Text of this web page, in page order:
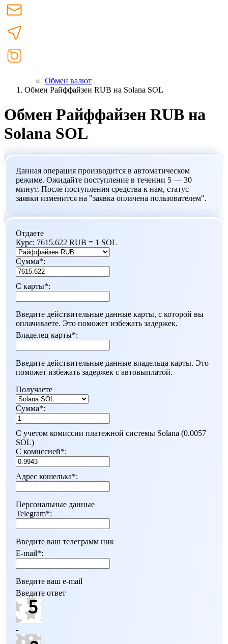
Обмен валют
Обмен Райффайзен RUB на Solana SOL
Обмен Райффайзен RUB на
Solana SOL
Данная операция производится в автоматическом
режиме. Ожидайте поступление в течении 5 — 30
минут. После поступления средства к нам, статус
заявки изменится на "заявка оплачена пользователем".
Отдаете
Курс: 7615.622 RUB = 1 SOL
Сумма*:
С карты*:
Введите действительные данные карты, с которой вы
оплачиваете. Это поможет избежать задержек.
Владелец карты*:
Введите действительные данные владельца карты. Это
поможет избежать задержек с автовыплатой.
Получаете
Сумма*:
С учетом комиссии платежной системы Solana (0.0057
SOL)
С комиссией*:
Адрес кошелька*:
Персональные данные
Telegram*:
Введите ваш телеграмм ник
E-mail*:
Введите ваш e-mail
Введите ответ
-